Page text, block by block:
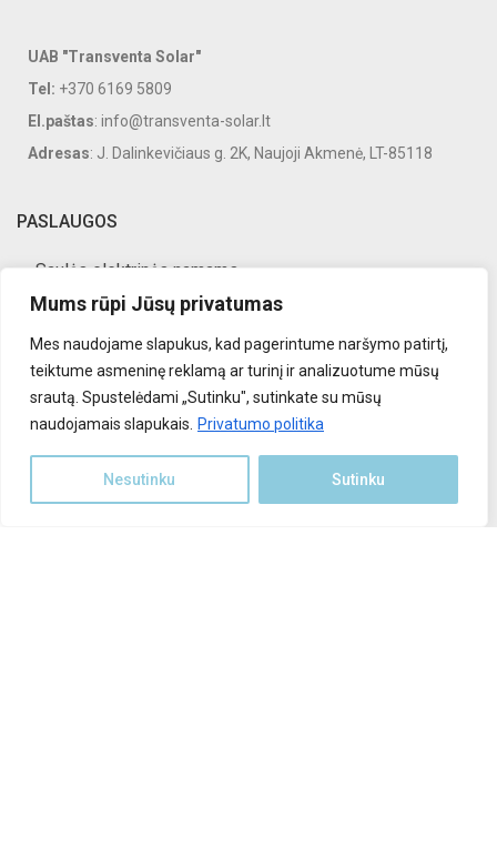
Mums rūpi Jūsų privatumas
Mes naudojame slapukus, kad pagerintume naršymo patirtį,
teiktume asmeninę reklamą ar turinį ir analizuotume mūsų
srautą. Spustelėdami „Sutinku", sutinkate su mūsų
naudojamais slapukais.
Privatumo politika
Nesutinku Sutinku
UAB "Transventa Solar"
Tel: +370 6169 5809
El.paštas: info@transventa-solar.lt
Adresas: J. Dalinkevičiaus g. 2K, Naujoji Akmenė, LT-85118
PASLAUGOS
Saulės elektrinės namams
Saulės elektrinės verslui
Saulės elektrinių priežiūra
Saulės elektrinės įranga
Parama saulės elektrinei
Stoginės automobiliams
Polių kalimas